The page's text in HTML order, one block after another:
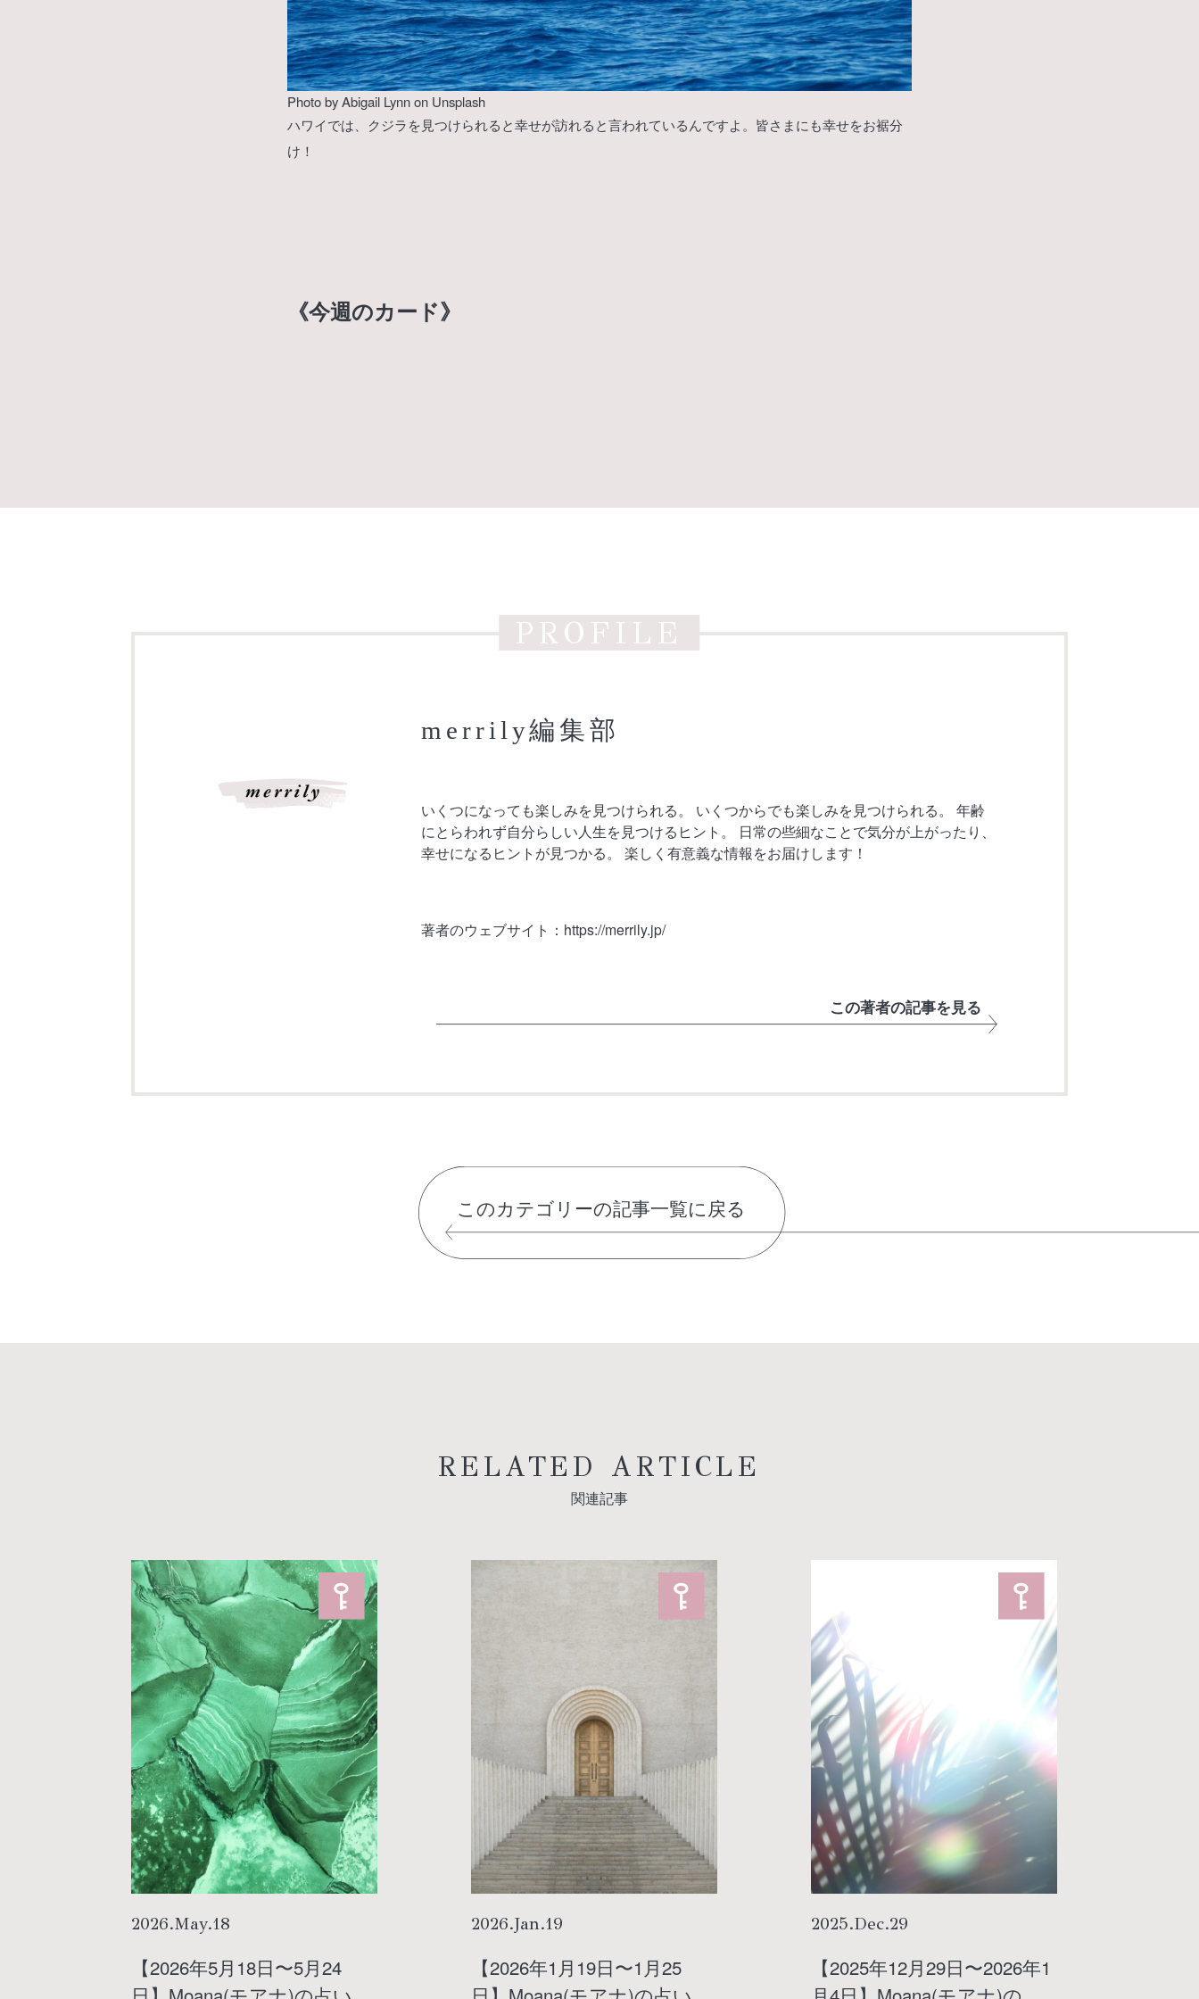
Photo byAbigail Lynnon Unsplash
ハワイでは、クジラを見つけられると幸せが訪れると言われているんですよ。皆さまにも幸せをお裾分
け！
《今週のカード》
PROFILE
merrily編集部
いくつになっても楽しみを見つけられる。 いくつからでも楽しみを見つけられる。 年齢
にとらわれず自分らしい人生を見つけるヒント。 日常の些細なことで気分が上がったり、
幸せになるヒントが見つかる。 楽しく有意義な情報をお届けします！
著者のウェブサイト： https://merrily.jp/
この著者の記事を見る
このカテゴリーの記事一覧に戻る
RELATED ARTICLE
関連記事
2026.May.18
【2026年5月18日〜5月24
2026.Jan.19
【2026年1月19日〜1月25
2025.Dec.29
【2025年12月29日〜2026年1